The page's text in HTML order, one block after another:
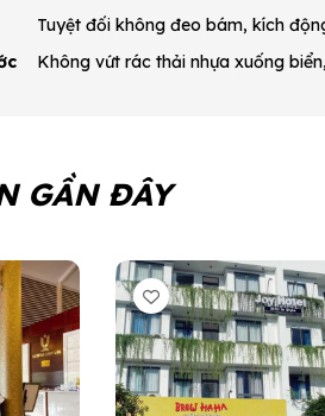
Tuyệt đối không đeo bám, kích
Không vứt rác thải nhựa xuống
GẦN ĐÂY